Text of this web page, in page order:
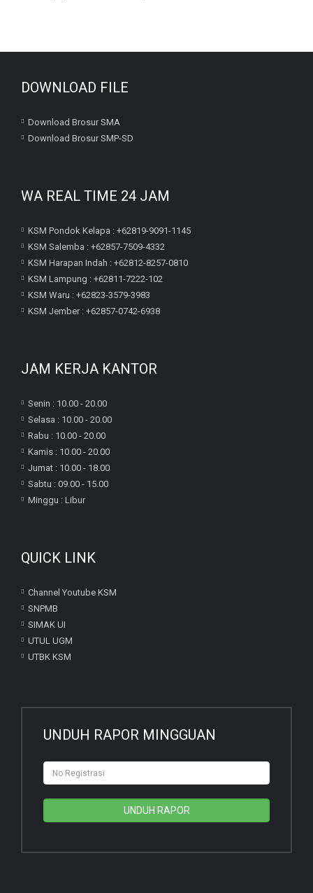
DOWNLOAD FILE
Download Brosur SMA
Download Brosur SMP-SD
WA REAL TIME 24 JAM
KSM Pondok Kelapa : +62819-9091-1145
KSM Salemba : +62857-7509-4332
KSM Harapan Indah : +62812-8257-0810
KSM Lampung : +62811-7222-102
KSM Waru : +62823-3579-3983
KSM Jember : +62857-0742-6938
JAM KERJA KANTOR
Senin : 10.00 - 20.00
Selasa : 10.00 - 20.00
Rabu : 10.00 - 20.00
Kamis : 10.00 - 20.00
Jumat : 10.00 - 18.00
Sabtu : 09.00 - 15.00
Minggu : Libur
QUICK LINK
Channel Youtube KSM
SNPMB
SIMAK UI
UTUL UGM
UTBK KSM
UNDUH RAPOR MINGGUAN
UNDUH RAPOR